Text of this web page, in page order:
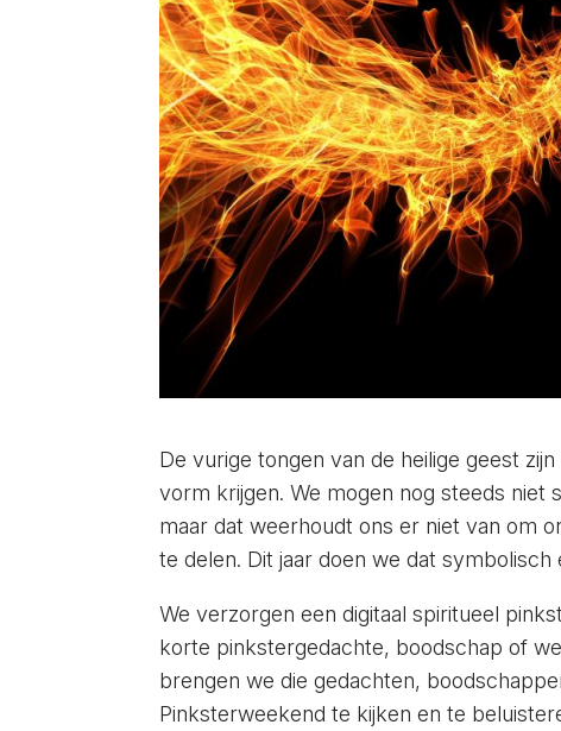
De vurige tongen van de heilige geest
vorm krijgen. We mogen nog steeds
maar dat weerhoudt ons er niet van om
te delen. Dit jaar doen we dat
We verzorgen een digitaal spiritueel
korte pinkstergedachte, boodschap of
brengen we die gedachten,
Pinksterweekend te kijken en te